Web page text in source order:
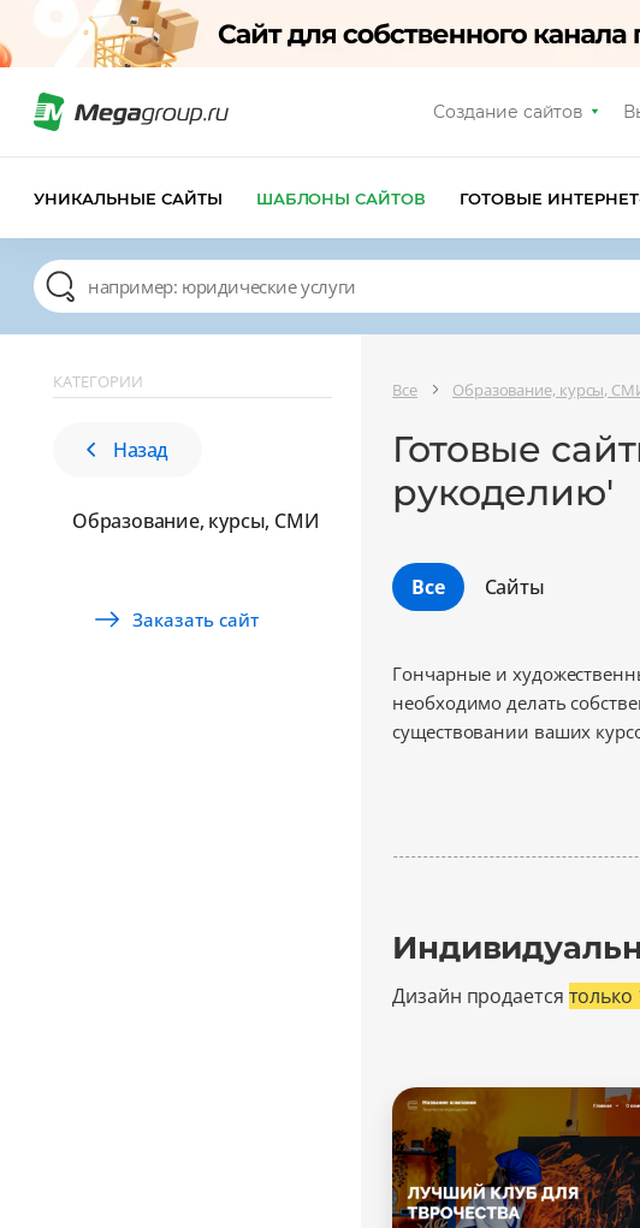
Создание сайтов
УНИКАЛЬНЫЕ САЙТЫ ШАБЛОНЫ САЙТОВ ГОТОВЫЕ
КАТЕГОРИИ
Назад
Образование, курсы, СМИ
Заказать сайт
Все Образование, курсы,
Готовые
рукоделию'
Все Сайты
Гончарные и
необходимо делать
существовании ваших
Дизайн продается только